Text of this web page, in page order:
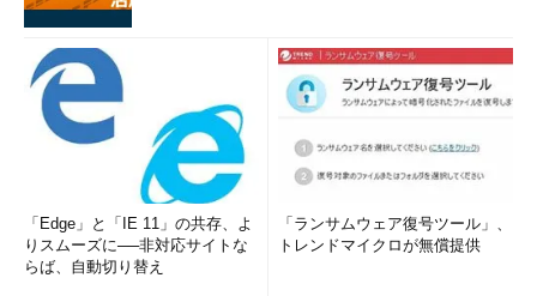
「Edge」と「IE 11」の共存、よ
りスムーズに──非対応サイトな
らば、自動切り替え
「ランサムウェア復号ツール」、
トレンドマイクロが無償提供